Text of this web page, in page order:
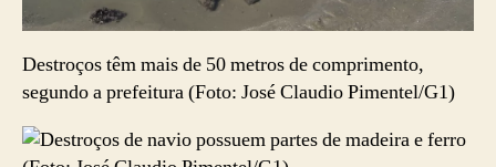
Destroços têm mais de 50 metros de comprimento,
segundo a prefeitura (Foto: José Claudio Pimentel/G1)